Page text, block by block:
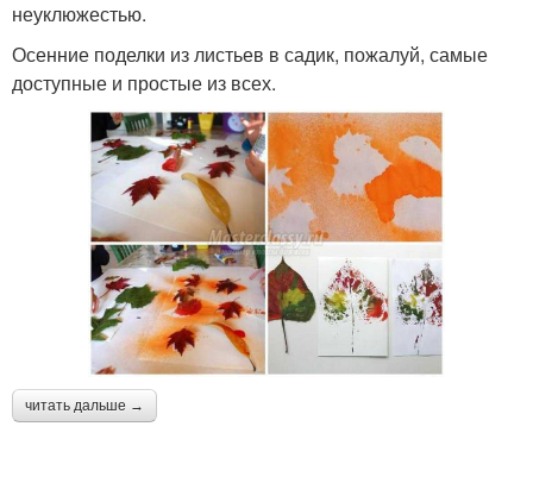
неуклюжестью.
Осенние поделки из листьев в садик, пожалуй, самые
доступные и простые из всех.
читать дальше →